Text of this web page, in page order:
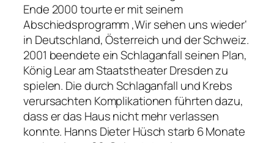
Ende 2000 tourte er mit seinem
Abschiedsprogramm ‚Wir sehen uns wieder‘
in Deutschland, Österreich und der Schweiz.
2001 beendete ein Schlaganfall seinen Plan,
König Lear am Staatstheater Dresden zu
spielen. Die durch Schlaganfall und Krebs
verursachten Komplikationen führten dazu,
dass er das Haus nicht mehr verlassen
konnte. Hanns Dieter Hüsch starb 6 Monate